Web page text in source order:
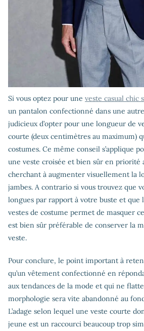
Si vous optez pour une veste casual chic
un pantalon confectionné dans une
judicieux d’opter pour une longueur de
courte (deux centimètres au maximum)
costumes. Ce même conseil s’applique
une veste croisée et bien sûr en priorité
cherchant à augmenter visuellement la
jambes. A contrario si vous trouvez que
longues par rapport à votre buste et que
vestes de costume permet de masquer
est bien sûr préférable de conserver la
veste.
Pour conclure, le point important à
qu’un vêtement confectionné en
aux tendances de la mode et qui ne
morphologie sera vite abandonné au
L’adage selon lequel une veste courte
jeune est un raccourci beaucoup trop